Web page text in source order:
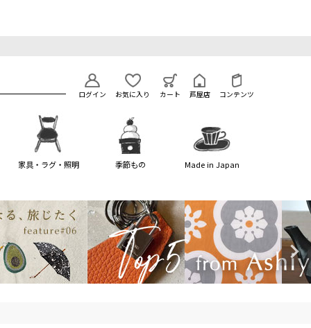
ログイン お気に入り カート 芦屋店 コンテンツ
家具・ラグ・照明 季節もの Made in Japan